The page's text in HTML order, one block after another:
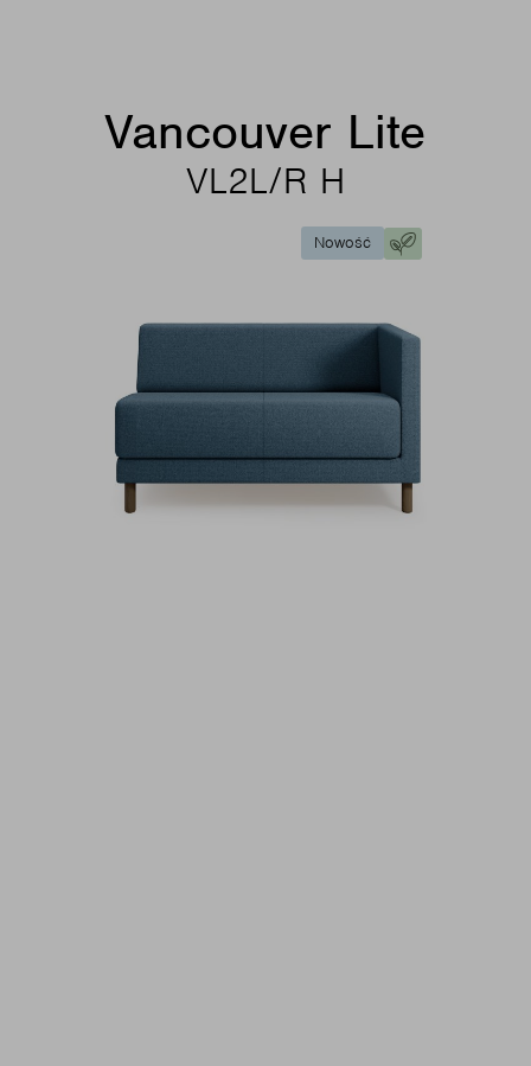
Vancouver Lite
VL2L/R H
Nowość